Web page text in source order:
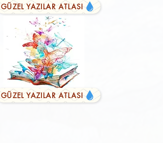
GÜZEL YAZILAR ATLASI
GÜZEL YAZILAR ATLASI